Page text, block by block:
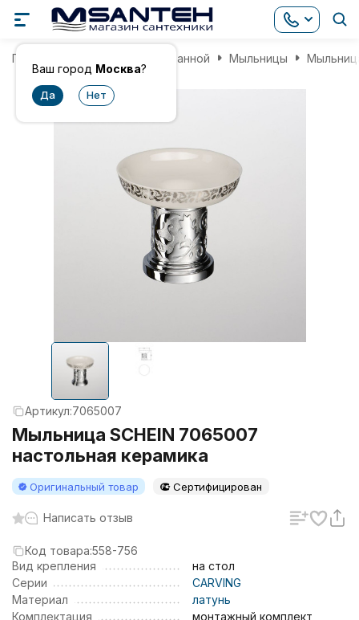
Ваш город Москва?
Главная Аксессуары для ванной Мыльницы
Артикул:7065007
Мыльница SCHEIN 7065007
настольная керамика
Оригинальный товар Сертифицирован
Написать отзыв
Код товара:558-756
Вид крепления
на стол
Серии
CARVING
Материал
латунь
Комплектация
монтажный комплект